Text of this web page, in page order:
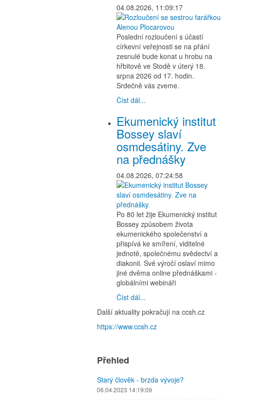
04.08.2026, 11:09:17
Poslední rozloučení s účastí
církevní veřejnosti se na přání
zesnulé bude konat u hrobu na
hřbitově ve Stodě v úterý 18.
srpna 2026 od 17. hodin.
Srdečně vás zveme.
Číst dál...
Ekumenický institut
Bossey slaví
osmdesátiny. Zve
na přednášky
04.08.2026, 07:24:58
Po 80 let žije Ekumenický institut
Bossey způsobem života
ekumenického společenství a
přispívá ke smíření, viditelné
jednotě, společnému svědectví a
diakonii. Své výročí oslaví mimo
jiné dvěma online přednáškami -
globálními webináři
Číst dál...
Další aktuality pokračují na ccsh.cz
https://www.ccsh.cz
Přehled
Starý člověk - brzda vývoje?
06.04.2023 14:19:09